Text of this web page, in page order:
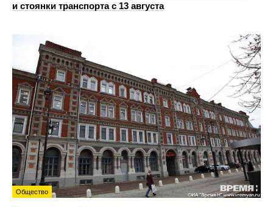
и стоянки транспорта с 13 августа
Общество